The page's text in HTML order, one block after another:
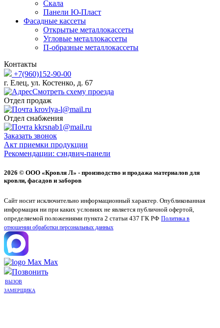
Скала
Панели Ю-Пласт
Фасадные кассеты
Открытые металлокассеты
Угловые металлокассеты
П-образные металлокассеты
Контакты
+7(960)152-90-00
г. Елец, ул. Костенко, д. 67
Смотреть схему проезда
Отдел продаж
krovlya-l@mail.ru
Отдел снабжения
kkrsnab1@mail.ru
Заказать звонок
Акт приемки продукции
Рекомендации: сэндвич-панели
2026 © ООО «Кровля Л» - производство и продажа материалов для
кровли, фасадов и заборов
Сайт носит исключительно информационный характер. Опубликованная
информация ни при каких условиях не является публичной офертой,
определяемой положениями пункта 2 статьи 437 ГК РФ Политика в
отношении обработки персональных данных
Max
Позвонить
ВЫЗОВ
ЗАМЕРЩИКА